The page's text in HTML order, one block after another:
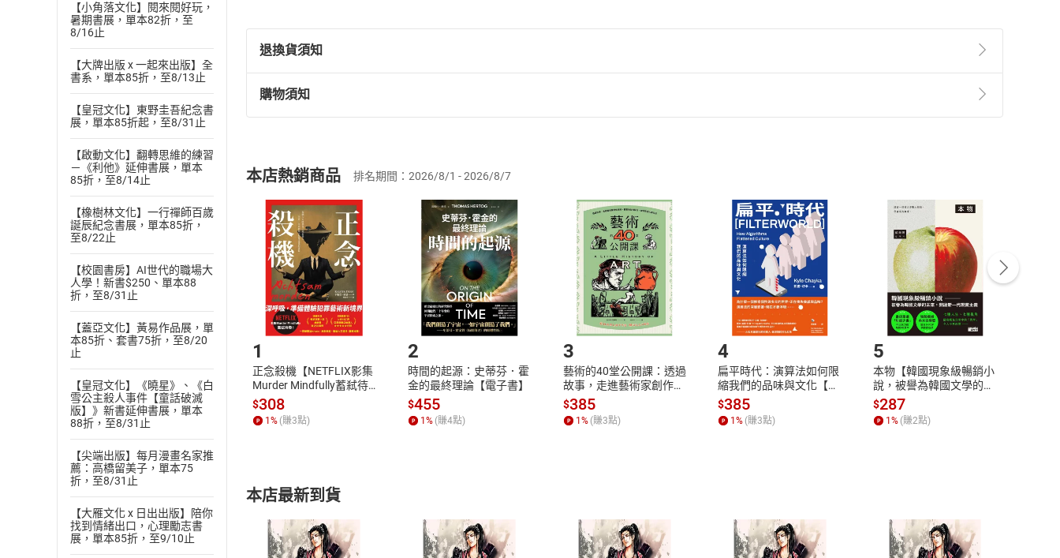
【小角落文化】閱來閱好玩，
暑期書展，單本82折，至
8/16止
【大牌出版 x 一起來出版】全
書系，單本85折，至8/13止
【皇冠文化】東野圭吾紀念書
展，單本85折起，至8/31止
【啟動文化】翻轉思維的練習
－《利他》延伸書展，單本
85折，至8/14止
【橡樹林文化】一行禪師百歲
誕辰紀念書展，單本85折，
至8/22止
【校園書房】AI世代的職場大
人學！新書$250、單本88
折，至8/31止
【蓋亞文化】黃易作品展，單
本85折、套書75折，至8/20
止
【皇冠文化】《曉星》、《白
雪公主殺人事件【童話破滅
版】》新書延伸書展，單本
88折，至8/31止
【尖端出版】每月漫畫名家推
薦：高橋留美子，單本75
折，至8/31止
【大雁文化 x 日出出版】陪你
找到情緒出口，心理勵志書
展，單本85折，至9/10止
退換貨須知
退換貨規定：
(一)依消費者保護法第19條第1項後段暨通訊交易解除權合理例外情事適用準則第2條第5款之規定，「非以有形媒介提供之數位
(二)消費者訂購本店鋪之商品即代表知悉本店鋪所銷售之商品為電子書，屬非以有形媒介提供之數位內容，消費者同意若訂購後
且已下載/存取電子書，不得請求退貨退款。
退貨方式：您欲取消訂單或辦理退貨時，請登入樂天市場，並於「我的訂單」中點選「瀏覽訂單明細」
「申請取消訂單
貨」，本店鋪將依您的申請進行審核，待審核通過後將為您辦理退款事宜。
請注意，樂天市場須以整筆訂單為單位進行取消/退貨，恕無法以單支商品取消/退貨。
購物須知
挑選商品
Choose
放入購物車
Shopping cart
登入帳號
Login
付款方式
Payment
完成
Complete
購書後，如何開始使用？
Step1.選擇閱讀載具 Step2.登入帳號，下載書籍後看書
本店熱銷商品 排名期間：2026/8/1 - 2026/8/7
1
正念殺機【NETFLIX影集
Murder Mindfully蓄弒待
發】【電子書】
$308
1% (賺3點)
2
時間的起源：史蒂芬．霍
金的最終理論【電子書】
$455
1% (賺4點)
3
藝術的40堂公開課：透過
故事，走進藝術家創作現
場，看藝術如何誕生、如
何形塑人類生活【電子
書】
$385
1% (賺3點)
4
扁平時代：演算法如何限
縮我們的品味與文化【電
子書】
$385
1% (賺3點)
5
本物【韓國現象級暢銷小
說，被譽為韓國文學的未
來】【電子書】
$287
1% (賺2點)
本店最新到貨